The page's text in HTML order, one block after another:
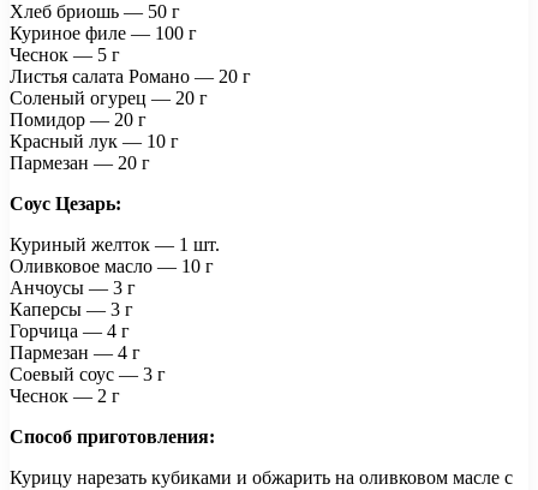
Хлеб бриошь — 50 г
Куриное филе — 100 г
Чеснок — 5 г
Листья салата Романо — 20 г
Соленый огурец — 20 г
Помидор — 20 г
Красный лук — 10 г
Пармезан — 20 г
Соус Цезарь:
Куриный желток — 1 шт.
Оливковое масло — 10 г
Анчоусы — 3 г
Каперсы — 3 г
Горчица — 4 г
Пармезан — 4 г
Соевый соус — 3 г
Чеснок — 2 г
Способ приготовления:
Курицу нарезать кубиками и обжарить на оливковом масле с